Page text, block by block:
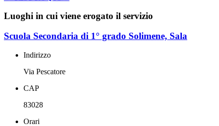
Luoghi in cui viene erogato il servizio
Scuola Secondaria di 1° grado Solimene, Sala
Indirizzo
Via Pescatore
CAP
83028
Orari